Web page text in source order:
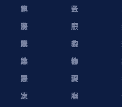
解
决
方
案
育
解
决
方
案
电
商
解
决
方
案
游
戏
解
决
方
网
站
解
决
云
服
务
器
务
中
心
账
户
中
心
服
务
协
议
软
件
脚
本
物
理
服
云
服